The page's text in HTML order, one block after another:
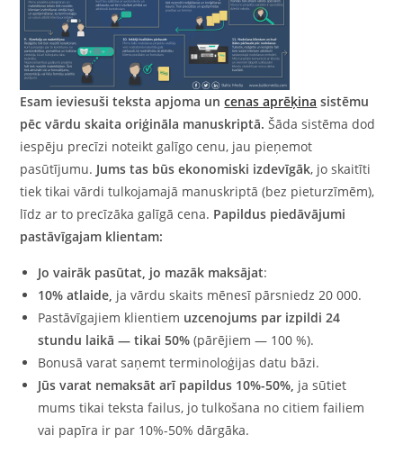
Esam ieviesuši teksta apjoma uncenas aprēķina sistēmu
pēc vārdu skaita oriģināla manuskriptā.Šāda sistēma dod
iespēju precīzi noteikt galīgo cenu, jau pieņemot
pasūtījumu. Jums tas būs ekonomiski izdevīgāk, jo skaitīti
tiek tikai vārdi tulkojamajā manuskriptā (bez pieturzīmēm),
līdz ar to precīzāka galīgā cena. Papildus piedāvājumi
pastāvīgajam klientam:
Jo vairāk pasūtat, jo mazāk maksājat:
10% atlaide, ja vārdu skaits mēnesī pārsniedz 20 000.
Pastāvīgajiem klientiem uzcenojums par izpildi 24
stundu laikā — tikai 50%(pārējiem — 100 %).
Bonusā varat saņemt terminoloģijas datu bāzi.
Jūs varat nemaksāt arī papildus 10%-50%, ja sūtiet
mums tikai teksta failus, jo tulkošana no citiem failiem
vai papīra ir par 10%-50% dārgāka.